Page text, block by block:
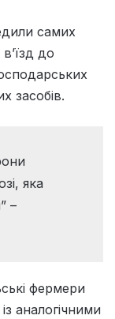
самих
до
засобів.
яка
–
фермери
аналогічними